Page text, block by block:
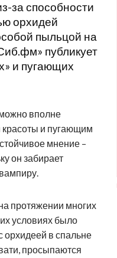
за способности
орхидей
пыльцой на
публикует
и пугающих
вполне
красоты и пугающим
мнение –
он забирает
протяжении многих
условиях было
орхидеей в спальне
просыпаются